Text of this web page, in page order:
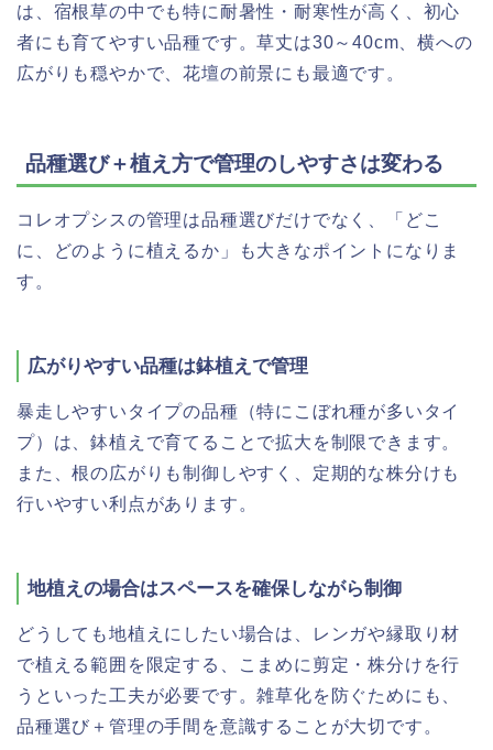
は、宿根草の中でも特に耐暑性・耐寒性が高く、初心
者にも育てやすい品種です。草丈は30～40cm、横への
広がりも穏やかで、花壇の前景にも最適です。
品種選び＋植え方で管理のしやすさは変わる
コレオプシスの管理は品種選びだけでなく、「どこ
に、どのように植えるか」も大きなポイントになりま
す。
広がりやすい品種は鉢植えで管理
暴走しやすいタイプの品種（特にこぼれ種が多いタイ
プ）は、鉢植えで育てることで拡大を制限できます。
また、根の広がりも制御しやすく、定期的な株分けも
行いやすい利点があります。
地植えの場合はスペースを確保しながら制御
どうしても地植えにしたい場合は、レンガや縁取り材
で植える範囲を限定する、こまめに剪定・株分けを行
うといった工夫が必要です。雑草化を防ぐためにも、
品種選び＋管理の手間を意識することが大切です。